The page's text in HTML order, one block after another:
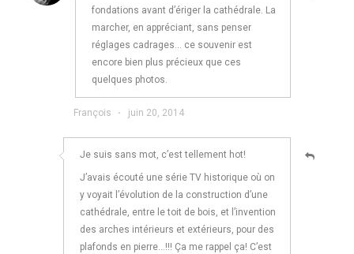
fondations avant d’ériger la cathédrale. La
marcher, en appréciant, sans penser
réglages cadrages… ce souvenir est
encore bien plus précieux que ces
quelques photos.
François · juin 20, 2014
Je suis sans mot, c’est tellement hot!
J’avais écouté une série TV historique où on
y voyait l’évolution de la construction d’une
cathédrale, entre le toit de bois, et l’invention
des arches intérieurs et extérieurs, pour des
plafonds en pierre…!!! Ça me rappel ça! C’est